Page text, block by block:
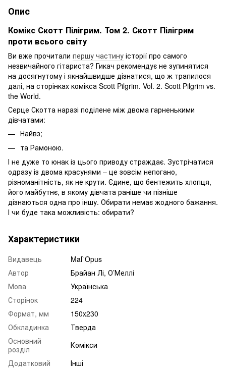
Опис
Комікс Скотт Пілігрим. Том 2. Скотт Пілігрим
проти всього світу
Ви вже прочитали першу частину історії про самого
незвичайного гітариста? Гикач рекомендує не зупинятися
на досягнутому і якнайшвидше дізнатися, що ж трапилося
далі, на сторінках комікса Scott Pilgrim. Vol. 2. Scott Pilgrim vs.
the World.
Серце Скотта наразі поділене між двома гарненькими
дівчатами:
Найвз;
та Рамоною.
І не дуже то юнак із цього приводу страждає. Зустрічатися
одразу із двома красунями – це зовсім непогано,
різноманітність, як не крути. Єдине, що бентежить хлопця,
його майбутнє, в якому дівчата раніше чи пізніше
дізнаються одна про іншу. Обирати немає жодного бажання.
І чи буде така можливість: обирати?
Характеристики
Видавець
Mal`Opus
Автор
Брайан Лі, О’Меллі
Мова
Українська
Сторінок
224
Формат, мм
150х230
Обкладинка
Тверда
Основний
розділ
Комікси
Додатковий
Інші